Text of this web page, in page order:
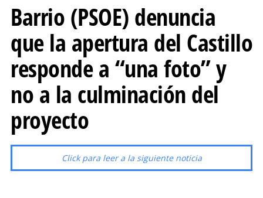
Barrio (PSOE) denuncia
que la apertura del Castillo
responde a “una foto” y
no a la culminación del
proyecto
Click para leer a la siguiente noticia